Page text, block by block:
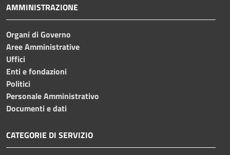
AMMINISTRAZIONE
Organi di Governo
Aree Amministrative
Uffici
Enti e fondazioni
Politici
Personale Amministrativo
Documenti e dati
CATEGORIE DI SERVIZIO